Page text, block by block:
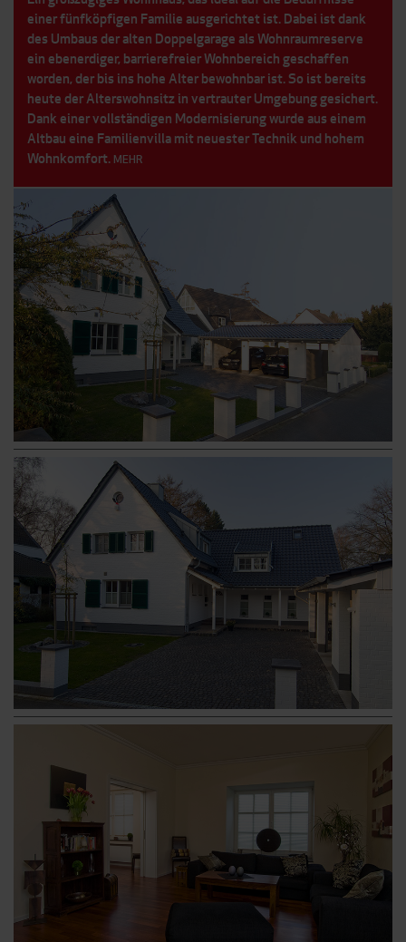
einer fünfköpfigen Familie ausgerichtet ist. Dabei ist dank
des Umbaus der alten Doppelgarage als Wohnraumreserve
ein ebenerdiger, barrierefreier Wohnbereich geschaffen
worden, der bis ins hohe Alter bewohnbar ist. So ist bereits
heute der Alterswohnsitz in vertrauter Umgebung gesichert.
Dank einer vollständigen Modernisierung wurde aus einem
Altbau eine Familienvilla mit neuester Technik und hohem
Wohnkomfort. MEHR